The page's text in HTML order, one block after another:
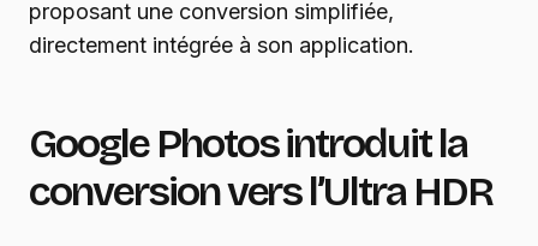
proposant une conversion simplifiée,
directement intégrée à son application.
Google Photos introduit la
conversion vers l’Ultra HDR